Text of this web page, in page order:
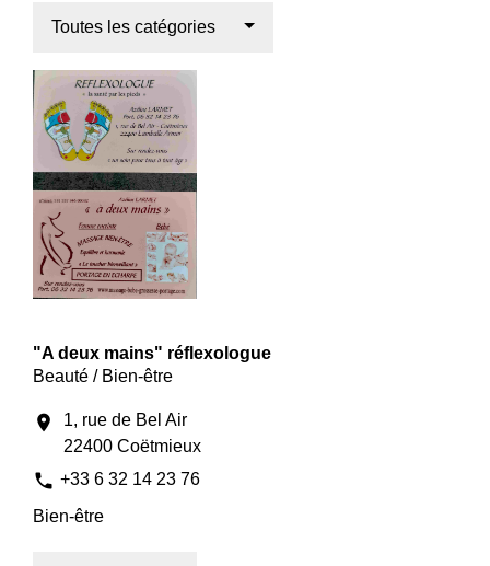
Toutes les catégories
"A deux mains" réflexologue
Beauté / Bien-être
location_on
1, rue de Bel Air
22400 Coëtmieux
phone +33 6 32 14 23 76
Bien-être